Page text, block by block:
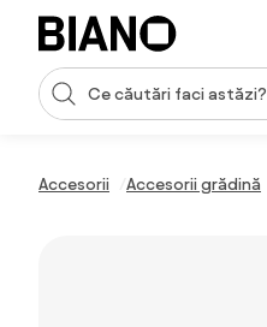
Sari peste navigare, accesează
Introducerea căutării
Accesorii Accesorii grădină